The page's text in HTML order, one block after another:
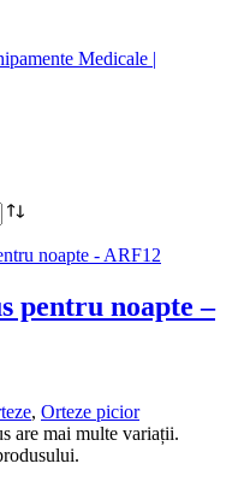
pentru noapte –
, Orteze picior
are mai multe variații.